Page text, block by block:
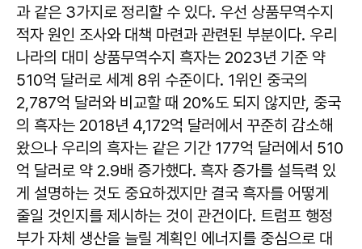
과 같은 3가지로 정리할 수 있다. 우선 상품무역수지
적자 원인 조사와 대책 마련과 관련된 부분이다. 우리
나라의 대미 상품무역수지 흑자는 2023년 기준 약
510억 달러로 세계 8위 수준이다. 1위인 중국의
2,787억 달러와 비교할 때 20%도 되지 않지만, 중국
의 흑자는 2018년 4,172억 달러에서 꾸준히 감소해
왔으나 우리의 흑자는 같은 기간 177억 달러에서 510
억 달러로 약 2.9배 증가했다. 흑자 증가를 설득력 있
게 설명하는 것도 중요하겠지만 결국 흑자를 어떻게
줄일 것인지를 제시하는 것이 관건이다. 트럼프 행정
부가 자체 생산을 늘릴 계획인 에너지를 중심으로 대